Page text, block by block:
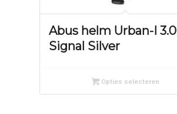
Abus helm Urban-I 3.0
Signal Silver
Opties selecteren